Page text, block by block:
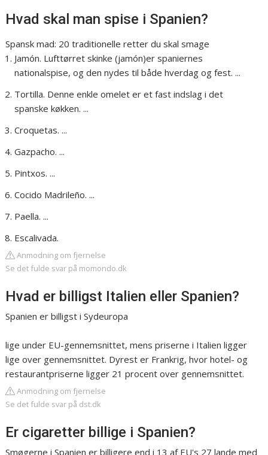
Hvad skal man spise i Spanien?
Spansk mad: 20 traditionelle retter du skal smage
Jamón. Lufttørret skinke (jamón)er spaniernes
nationalspise, og den nydes til både hverdag og fest. ...
Tortilla. Denne enkle omelet er et fast indslag i det
spanske køkken. ...
Croquetas. ...
Gazpacho. ...
Pintxos. ...
Cocido Madrileño. ...
Paella. ...
Escalivada.
Anmodning om fjernelse
Se det fulde svar på momondo.dk
Hvad er billigst Italien eller Spanien?
Spanien er billigst i Sydeuropa
lige under EU-gennemsnittet, mens priserne i Italien ligger
lige over gennemsnittet. Dyrest er Frankrig, hvor hotel- og
restaurantpriserne ligger 21 procent over gennemsnittet.
Anmodning om fjernelse
Se det fulde svar på dst.dk
Er cigaretter billige i Spanien?
Smøgerne i Spanien er billigere end i 13 af EU's 27 lande med